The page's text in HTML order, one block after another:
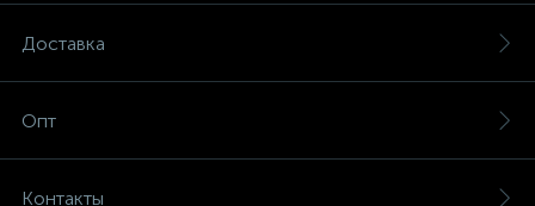
Доставка
Опт
Контакты